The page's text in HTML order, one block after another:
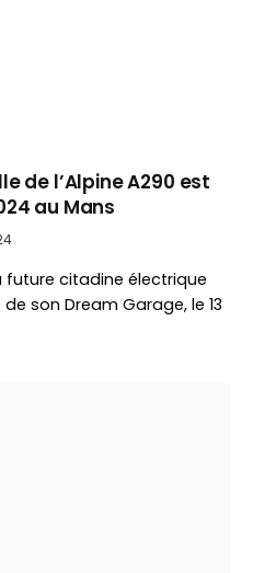
de l’Alpine A290 est
au Mans
future citadine électrique
son Dream Garage, le 13